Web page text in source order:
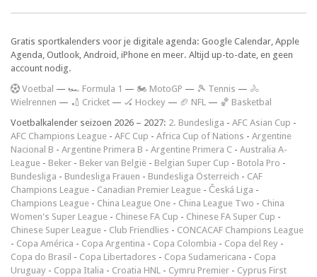
Gratis sportkalenders voor je digitale agenda: Google Calendar, Apple
Agenda, Outlook, Android, iPhone en meer. Altijd up-to-date, en geen
account nodig.
Voetbal — 🏎️ Formula 1 — 🏍 MotoGP — 🎾 Tennis — 🚴
Wielrennen — 🏏 Cricket — 🏑 Hockey — 🏈 NFL — 🏀 Basketbal
Voetbalkalender seizoen 2026 – 2027: 2. Bundesliga - AFC Asian Cup -
AFC Champions League - AFC Cup - Africa Cup of Nations - Argentine
Nacional B - Argentine Primera B - Argentine Primera C - Australia A-
League - Beker - Beker van België - Belgian Super Cup - Botola Pro -
Bundesliga - Bundesliga Frauen - Bundesliga Österreich - CAF
Champions League - Canadian Premier League - Česká Liga -
Champions League - China League One - China League Two - China
Women's Super League - Chinese FA Cup - Chinese FA Super Cup -
Chinese Super League - Club Friendlies - CONCACAF Champions League
- Copa América - Copa Argentina - Copa Colombia - Copa del Rey -
Copa do Brasil - Copa Libertadores - Copa Sudamericana - Copa
Uruguay - Coppa Italia - Croatia HNL - Cymru Premier - Cyprus First